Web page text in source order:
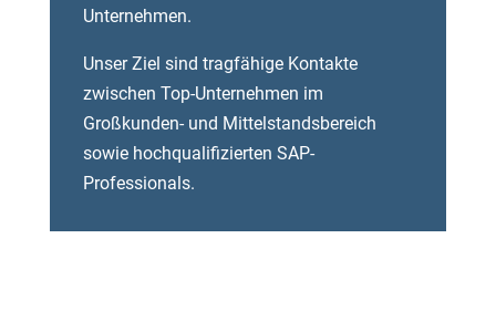
Unternehmen.
Unser Ziel sind tragfähige Kontakte
zwischen Top-Unternehmen im
Großkunden- und Mittelstandsbereich
sowie hochqualifizierten SAP-
Professionals.